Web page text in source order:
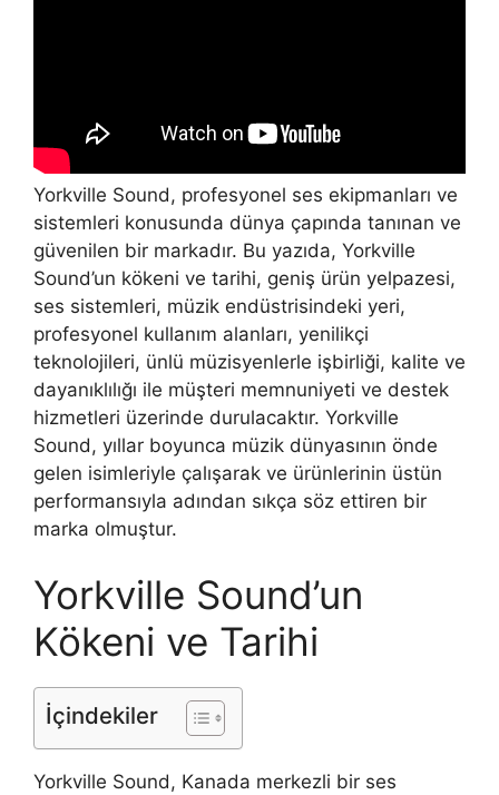
Yorkville Sound, profesyonel ses ekipmanları ve
sistemleri konusunda dünya çapında tanınan ve
güvenilen bir markadır. Bu yazıda, Yorkville
Sound’un kökeni ve tarihi, geniş ürün yelpazesi,
ses sistemleri, müzik endüstrisindeki yeri,
profesyonel kullanım alanları, yenilikçi
teknolojileri, ünlü müzisyenlerle işbirliği, kalite ve
dayanıklılığı ile müşteri memnuniyeti ve destek
hizmetleri üzerinde durulacaktır. Yorkville
Sound, yıllar boyunca müzik dünyasının önde
gelen isimleriyle çalışarak ve ürünlerinin üstün
performansıyla adından sıkça söz ettiren bir
marka olmuştur.
Yorkville Sound’un
Kökeni ve Tarihi
İçindekiler
Yorkville Sound, Kanada merkezli bir ses